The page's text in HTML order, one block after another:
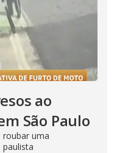
ao
São Paulo
uma